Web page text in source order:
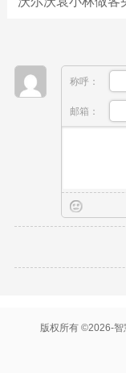
称呼：
邮箱：
版权所有 ©2026-智